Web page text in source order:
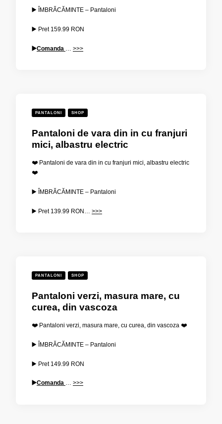
▶️ ÎMBRĂCĂMINTE – Pantaloni
▶️ Pret 159.99 RON
▶️Comanda >>>
PANTALONI SHOP
Pantaloni de vara din in cu franjuri
mici, albastru electric
❤️ Pantaloni de vara din in cu franjuri mici, albastru electric
❤️
▶️ ÎMBRĂCĂMINTE – Pantaloni
▶️ Pret 139.99 RON… >>>
PANTALONI SHOP
Pantaloni verzi, masura mare, cu
curea, din vascoza
❤️ Pantaloni verzi, masura mare, cu curea, din vascoza ❤️
▶️ ÎMBRĂCĂMINTE – Pantaloni
▶️ Pret 149.99 RON
▶️Comanda … >>>